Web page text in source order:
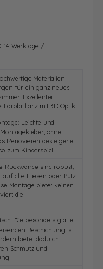
14 Werktage /
Materialien
für ein ganz neues
Exzellenter
Farbbrillanz mit 3D Optik
Leichte und
ohne
Renovieren des eigene
zum Kinderspiel.
Rückwände sind robust,
alte Fliesen oder Putz
Montage bietet keinen
die
Die besonders glatte
Beschichtung ist
bietet dadurch
Schmutz und